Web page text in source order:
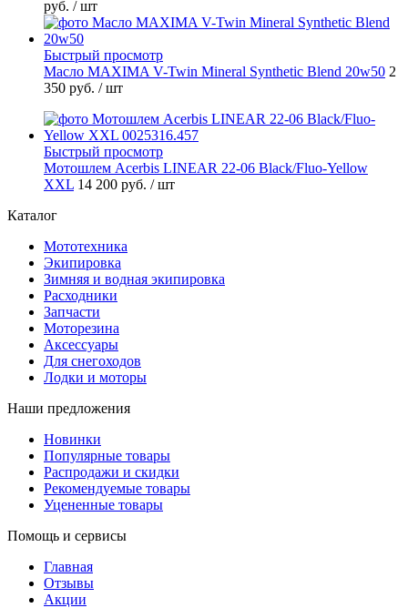
руб. / шт
Быстрый просмотр
Масло MAXIMA V-Twin Mineral Synthetic Blend 20w50 2
350 руб. / шт
Быстрый просмотр
Мотошлем Acerbis LINEAR 22-06 Black/Fluo-Yellow
XXL 14 200 руб. / шт
Каталог
Мототехника
Экипировка
Зимняя и водная экипировка
Расходники
Запчасти
Моторезина
Аксессуары
Для снегоходов
Лодки и моторы
Наши предложения
Новинки
Популярные товары
Распродажи и скидки
Рекомендуемые товары
Уцененные товары
Помощь и сервисы
Главная
Отзывы
Акции